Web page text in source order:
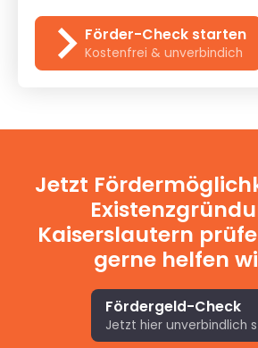
Förder-Check starten
Kostenfrei & unverbindich
Jetzt
Kaiserslautern
gerne helfen
Fördergeld-Check
Jetzt hier unverbindlich